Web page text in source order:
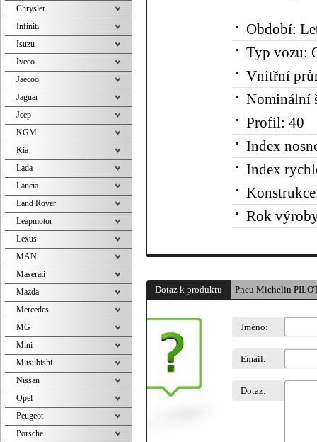
Období:
Typ vozu:
Vnitřní
Nominální
Profil: 40
Index
Index
Rok
Dotaz k produktu Pneu Michelin
Jméno:
Email:
Dotaz:
Chrysler
Infiniti
Isuzu
Iveco
Jaecoo
Jaguar
Jeep
KGM
Kia
Lada
Lancia
Land Rover
Leapmotor
Lexus
MAN
Maserati
Mazda
Mercedes
MG
Mini
Mitsubishi
Nissan
Opel
Peugeot
Porsche